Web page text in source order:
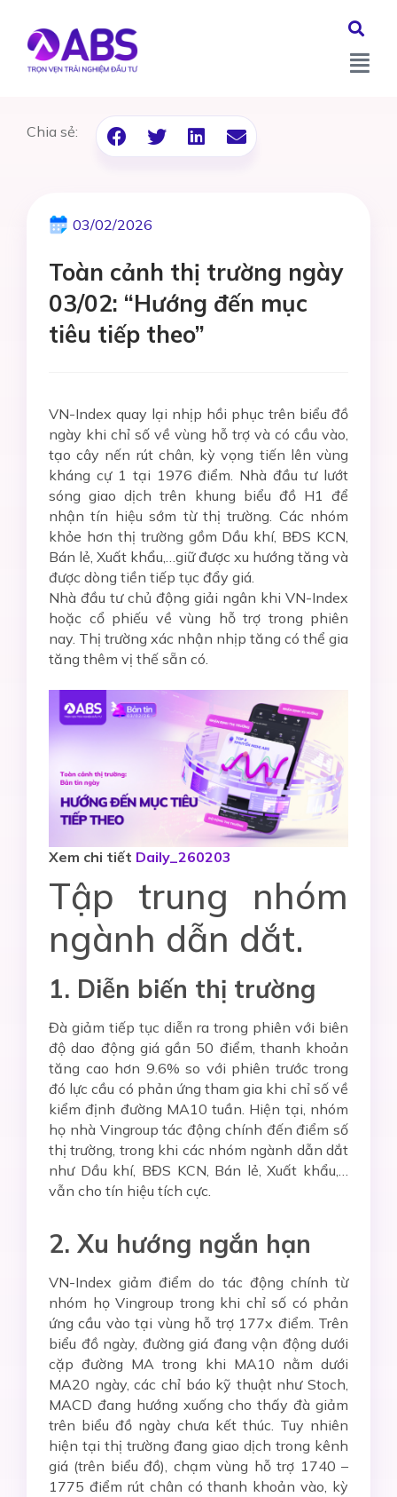
Chia sẻ:
03/02/2026
Toàn cảnh thị trường ngày
03/02: “Hướng đến mục
tiêu tiếp theo”
VN-Index quay lại nhịp hồi phục trên biểu đồ
ngày khi chỉ số về vùng hỗ trợ và có cầu vào,
tạo cây nến rút chân, kỳ vọng tiến lên vùng
kháng cự 1 tại 1976 điểm. Nhà đầu tư lướt
sóng giao dịch trên khung biểu đồ H1 để
nhận tín hiệu sớm từ thị trường. Các nhóm
khỏe hơn thị trường gồm Dầu khí, BĐS KCN,
Bán lẻ, Xuất khẩu,…giữ được xu hướng tăng và
được dòng tiền tiếp tục đẩy giá.
Nhà đầu tư chủ động giải ngân khi VN-Index
hoặc cổ phiếu về vùng hỗ trợ trong phiên
nay. Thị trường xác nhận nhịp tăng có thể gia
tăng thêm vị thế sẵn có.
Xem chi tiết Daily_260203
Tập trung nhóm
ngành dẫn dắt.
1. Diễn biến thị trường
Đà giảm tiếp tục diễn ra trong phiên với biên
độ dao động giá gần 50 điểm, thanh khoản
tăng cao hơn 9.6% so với phiên trước trong
đó lực cầu có phản ứng tham gia khi chỉ số về
kiểm định đường MA10 tuần. Hiện tại, nhóm
họ nhà Vingroup tác động chính đến điểm số
thị trường, trong khi các nhóm ngành dẫn dắt
như Dầu khí, BĐS KCN, Bán lẻ, Xuất khẩu,…
vẫn cho tín hiệu tích cực.
2. Xu hướng ngắn hạn
VN-Index giảm điểm do tác động chính từ
nhóm họ Vingroup trong khi chỉ số có phản
ứng cầu vào tại vùng hỗ trợ 177x điểm. Trên
biểu đồ ngày, đường giá đang vận động dưới
cặp đường MA trong khi MA10 nằm dưới
MA20 ngày, các chỉ báo kỹ thuật như Stoch,
MACD đang hướng xuống cho thấy đà giảm
trên biểu đồ ngày chưa kết thúc. Tuy nhiên
hiện tại thị trường đang giao dịch trong kênh
giá (trên biểu đồ), chạm vùng hỗ trợ 1740 –
1775 điểm rút chân có thanh khoản vào, kỳ